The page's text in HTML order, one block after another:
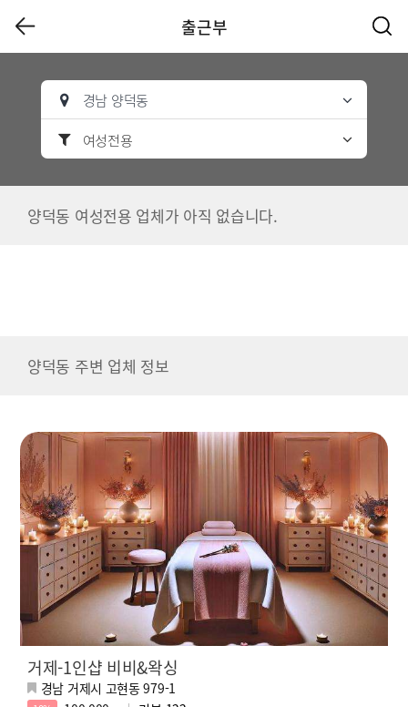
출근부
경남 양덕동
여성전용
양덕동 여성전용 업체가 아직 없습니다.
양덕동 주변 업체 정보
거제-1인샵 비비&왁싱
경남 거제시 고현동 979-1